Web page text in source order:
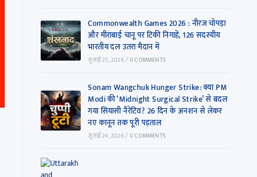
Commonwealth Games 2026 : नीरज चोपड़ा
और मीराबाई चानू पर टिकी निगाहें, 126 सदस्यीय
भारतीय दल उतरा मैदान में
जुलाई 25, 2026 /0 COMMENTS
Sonam Wangchuk Hunger Strike: क्या PM
Modi की ‘Midnight Surgical Strike’ से बदल
गया सियासी नैरेटिव? 26 दिन के अनशन से लेकर
नए कानून तक पूरी पड़ताल
जुलाई 24, 2026 /0 COMMENTS